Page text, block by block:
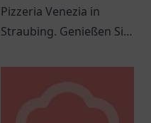
Pizzeria Venezia in
Straubing. Genießen Sie
Küche in einem